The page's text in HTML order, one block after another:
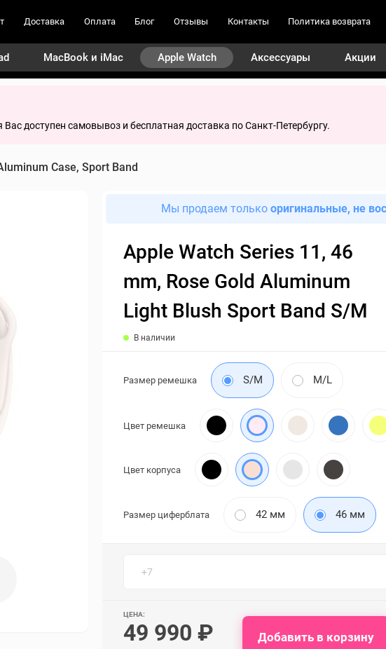
Доставка Оплата Блог Отзывы Контакты Политика возврата
MacBook и iMac Apple Watch Аксессуары Акции
доступен самовывоз и бесплатная доставка по Санкт-Петербургу.
Case, Sport Band
Мы продаем только оригинальные, не
Apple Watch Series 11, 46
mm, Rose Gold Aluminum
Light Blush Sport Band S/M
В наличии
Размер ремешка S/M M/L
Цвет ремешка
Цвет корпуса
Размер циферблата 42 мм 46 мм
ЦЕНА:
49 990 ₽ Добавить в корзину